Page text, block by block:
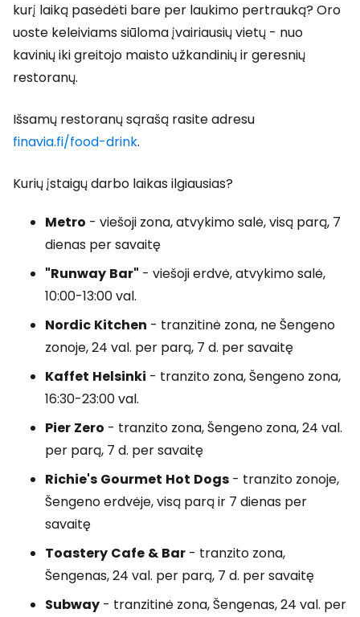
kurį laiką pasėdėti bare per laukimo pertrauką? Oro
uoste keleiviams siūloma įvairiausių vietų - nuo
kavinių iki greitojo maisto užkandinių ir geresnių
restoranų.
Išsamų restoranų sąrašą rasite adresu
finavia.fi/food-drink.
Kurių įstaigų darbo laikas ilgiausias?
Metro - viešoji zona, atvykimo salė, visą parą, 7
dienas per savaitę
"Runway Bar" - viešoji erdvė, atvykimo salė,
10:00-13:00 val.
Nordic Kitchen - tranzitinė zona, ne Šengeno
zonoje, 24 val. per parą, 7 d. per savaitę
Kaffet Helsinki - tranzito zona, Šengeno zona,
16:30-23:00 val.
Pier Zero - tranzito zona, Šengeno zona, 24 val.
per parą, 7 d. per savaitę
Richie's Gourmet Hot Dogs - tranzito zonoje,
Šengeno erdvėje, visą parą ir 7 dienas per
savaitę
Toastery Cafe & Bar - tranzito zona,
Šengenas, 24 val. per parą, 7 d. per savaitę
Subway - tranzitinė zona, Šengenas, 24 val. per